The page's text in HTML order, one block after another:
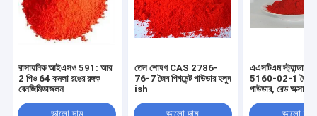
রাসায়নিক আইএসও 591: আর
2 পিও 64 কমলা রঙের রঙ্গক
বেনজিমিডাজলন
তেল শোষণ CAS 2786-
76-7 জৈব পিগমেন্ট পাউডার হলুদ
ish
এএসটিএম স্ট্যান্ডার্ড
5160-02-1 জৈব
পাউডার, রেড অক্সাইড